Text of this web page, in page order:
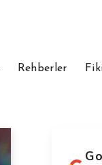
Rehberler